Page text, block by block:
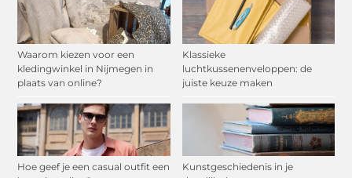
Waarom kiezen voor een
kledingwinkel in Nijmegen in
plaats van online?
Klassieke
luchtkussenenveloppen: de
juiste keuze maken
Hoe geef je een casual outfit een
Kunstgeschiedenis in je